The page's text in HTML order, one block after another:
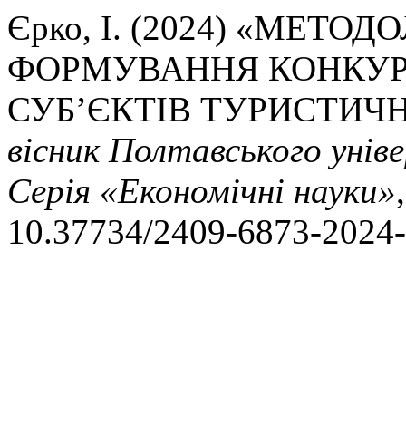
Єрко, І. (2024)
ФОРМУВАННЯ
СУБ’ЄКТІВ
вісник Полтавського
Серія «Економічні науки»
10.37734/2409-6873-